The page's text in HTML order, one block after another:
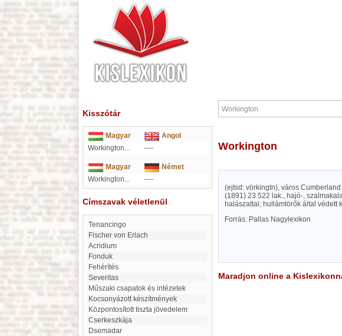
Kisszótár
Magyar
Angol
Workington...
----
Magyar
Német
Workington...
----
Címszavak véletlenül
Tenancingo
Fischer von Erlach
Acridium
Fonduk
Fehérítés
Severitas
Műszaki csapatok és intézetek
kocsonyázott készítmények
központosított tiszta jövedelem
cserkeszkája
Dsemadar
Workington
(ejtsd: vörkingtn), város
(1891) 23 522 lak., hajó-,
halászattal; hullámtörők által védett
Forrás: Pallas Nagylexikon
Maradjon online a